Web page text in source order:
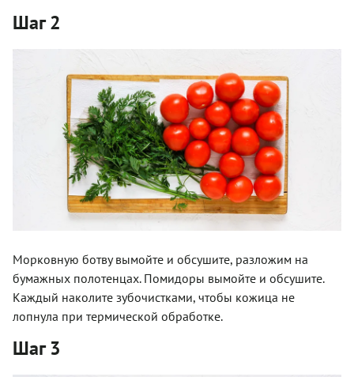
Шаг 2
Морковную ботву вымойте и обсушите, разложим на
бумажных полотенцах. Помидоры вымойте и обсушите.
Каждый наколите зубочистками, чтобы кожица не
лопнула при термической обработке.
Шаг 3